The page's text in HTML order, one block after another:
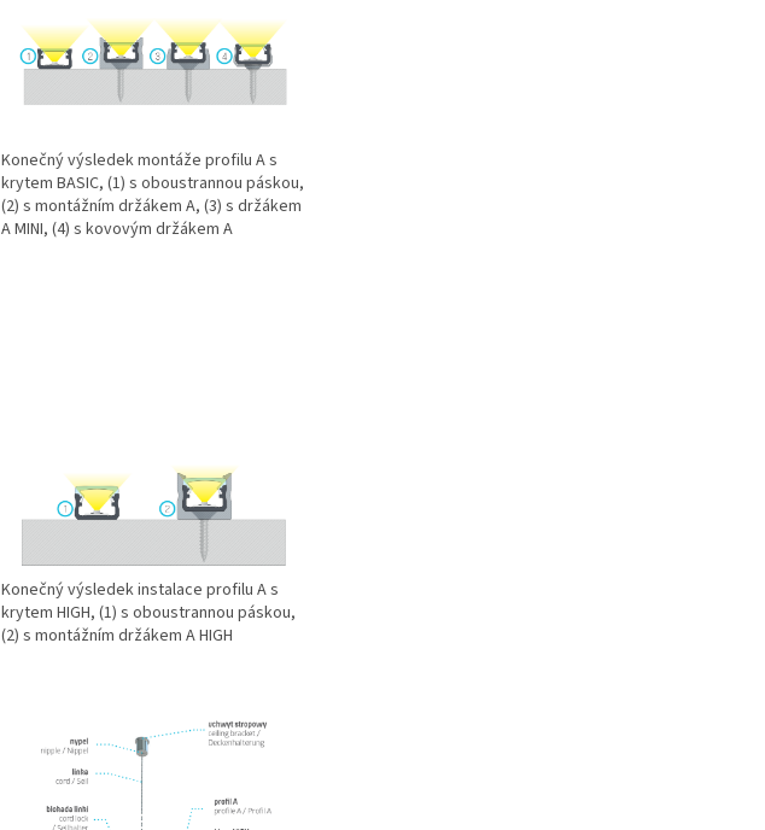
Konečný výsledek montáže profilu A s
krytem BASIC, (1) s oboustrannou páskou,
(2) s montážním držákem A, (3) s držákem
A MINI, (4) s kovovým držákem A
Konečný výsledek instalace profilu A s
krytem HIGH, (1) s oboustrannou páskou,
(2) s montážním držákem A HIGH